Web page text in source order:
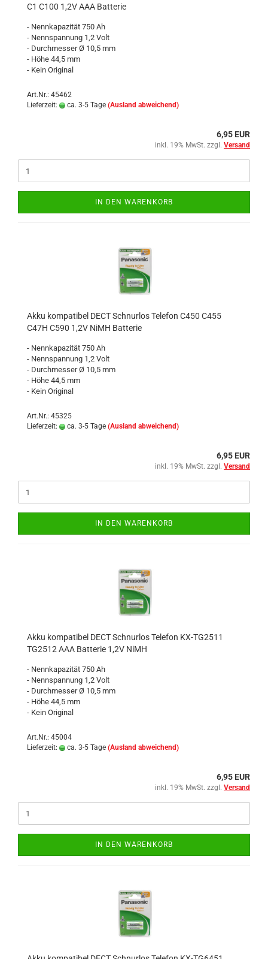
C1 C100 1,2V AAA Batterie
- Nennkapazität 750 Ah
- Nennspannung 1,2 Volt
- Durchmesser Ø 10,5 mm
- Höhe 44,5 mm
- Kein Original
Art.Nr.: 45462
Lieferzeit:
ca. 3-5 Tage (Ausland abweichend)
6,95 EUR
inkl. 19% MwSt. zzgl. Versand
IN DEN WARENKORB
Akku kompatibel DECT Schnurlos Telefon C450 C455
C47H C590 1,2V NiMH Batterie
- Nennkapazität 750 Ah
- Nennspannung 1,2 Volt
- Durchmesser Ø 10,5 mm
- Höhe 44,5 mm
- Kein Original
Art.Nr.: 45325
Lieferzeit:
ca. 3-5 Tage (Ausland abweichend)
6,95 EUR
inkl. 19% MwSt. zzgl. Versand
IN DEN WARENKORB
Akku kompatibel DECT Schnurlos Telefon KX-TG2511
TG2512 AAA Batterie 1,2V NiMH
- Nennkapazität 750 Ah
- Nennspannung 1,2 Volt
- Durchmesser Ø 10,5 mm
- Höhe 44,5 mm
- Kein Original
Art.Nr.: 45004
Lieferzeit:
ca. 3-5 Tage (Ausland abweichend)
6,95 EUR
inkl. 19% MwSt. zzgl. Versand
IN DEN WARENKORB